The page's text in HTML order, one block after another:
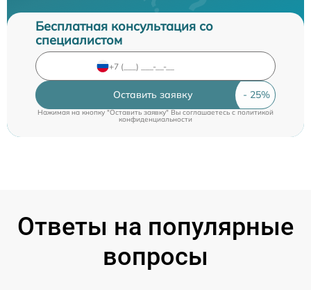
Бесплатная консультация со
специалистом
Оставить заявку
Нажимая на кнопку "Оставить заявку" Вы соглашаетесь c политикой
конфиденциальности
Ответы на популярные
вопросы